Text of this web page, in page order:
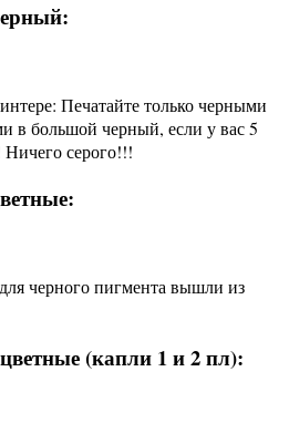
Печатайте только черными
в большой черный, если у вас 5
Ничего серого!!!
черного пигмента вышли из
(капли 1 и 2 пл):